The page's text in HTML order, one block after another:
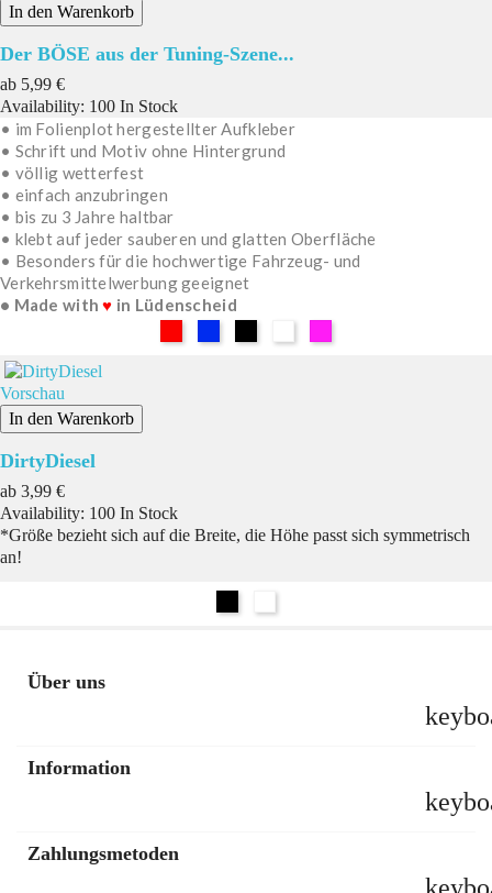
In den Warenkorb
Der BÖSE aus der Tuning-Szene...
ab Preis
5,99 €
Availability: 100 In Stock
• im Folienplot hergestellter Aufkleber
• Schrift und Motiv ohne Hintergrund
• völlig wetterfest
• einfach anzubringen
• bis zu 3 Jahre haltbar
• klebt auf jeder sauberen und glatten Oberfläche
• Besonders für die hochwertige Fahrzeug- und
Verkehrsmittelwerbung geeignet
• Made with♥ in Lüdenscheid
Vorschau
In den Warenkorb
DirtyDiesel
ab Preis
3,99 €
Availability: 100 In Stock
*Größe bezieht sich auf die Breite, die Höhe passt sich symmetrisch
an!
Über uns
Information
Zahlungsmetoden